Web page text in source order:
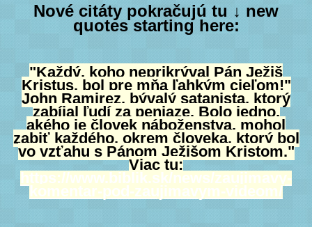
Nové citáty pokračujú tu ↓ new
quotes starting here:
"Každý, koho neprikrýval Pán Ježiš
Kristus, bol pre mňa ľahkým cieľom!"
John Ramirez, bývalý satanista, ktorý
zabíjal ľudí za peniaze. Bolo jedno,
akého je človek náboženstva, mohol
zabiť každého, okrem človeka, ktorý bol
vo vzťahu s Pánom Ježišom Kristom."
Viac tu:
https://www.biblik.sk/news/zaujimavy-
komentar-pod-zaujimavym-videom/